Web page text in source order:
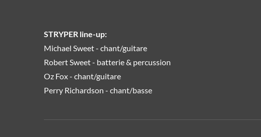
STRYPER line-up:
Michael Sweet - chant/guitare
Robert Sweet - batterie & percussion
Oz Fox - chant/guitare
Perry Richardson - chant/basse